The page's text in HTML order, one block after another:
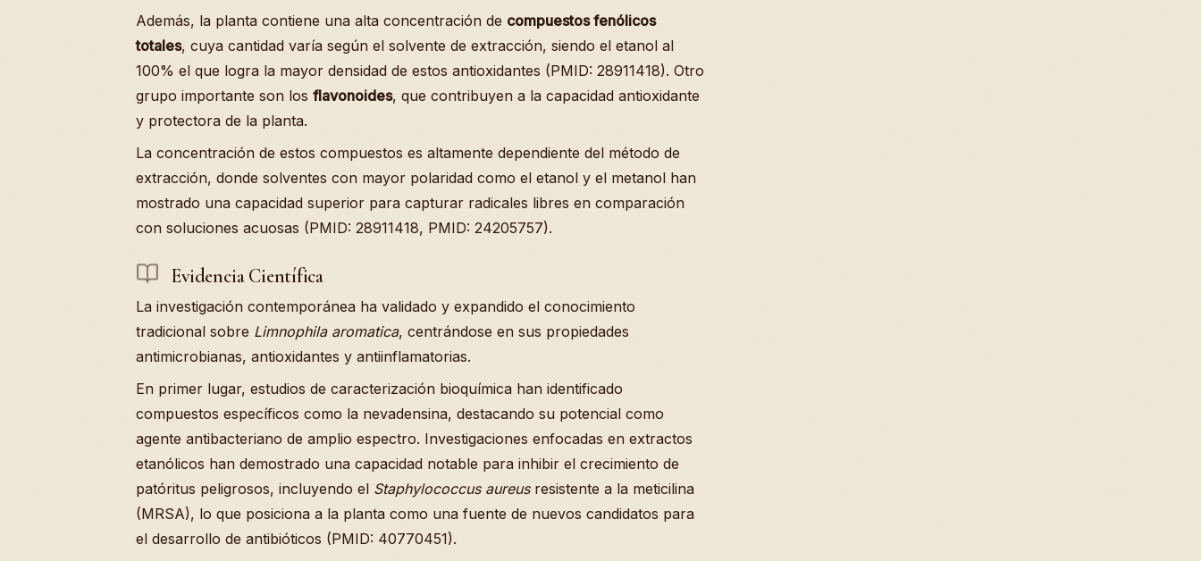
Además, la planta contiene una alta concentración de compuestos fenólicos
totales, cuya cantidad varía según el solvente de extracción, siendo el etanol al
100% el que logra la mayor densidad de estos antioxidantes (PMID: 28911418). Otro
grupo importante son los flavonoides, que contribuyen a la capacidad antioxidante
y protectora de la planta.
La concentración de estos compuestos es altamente dependiente del método de
extracción, donde solventes con mayor polaridad como el etanol y el metanol han
mostrado una capacidad superior para capturar radicales libres en comparación
con soluciones acuosas (PMID: 28911418, PMID: 24205757).
Evidencia Científica
La investigación contemporánea ha validado y expandido el conocimiento
tradicional sobre Limnophila aromatica, centrándose en sus propiedades
antimicrobianas, antioxidantes y antiinflamatorias.
En primer lugar, estudios de caracterización bioquímica han identificado
compuestos específicos como la nevadensina, destacando su potencial como
agente antibacteriano de amplio espectro. Investigaciones enfocadas en extractos
etanólicos han demostrado una capacidad notable para inhibir el crecimiento de
patóritus peligrosos, incluyendo el Staphylococcus aureusresistente a la meticilina
(MRSA), lo que posiciona a la planta como una fuente de nuevos candidatos para
el desarrollo de antibióticos (PMID: 40770451).